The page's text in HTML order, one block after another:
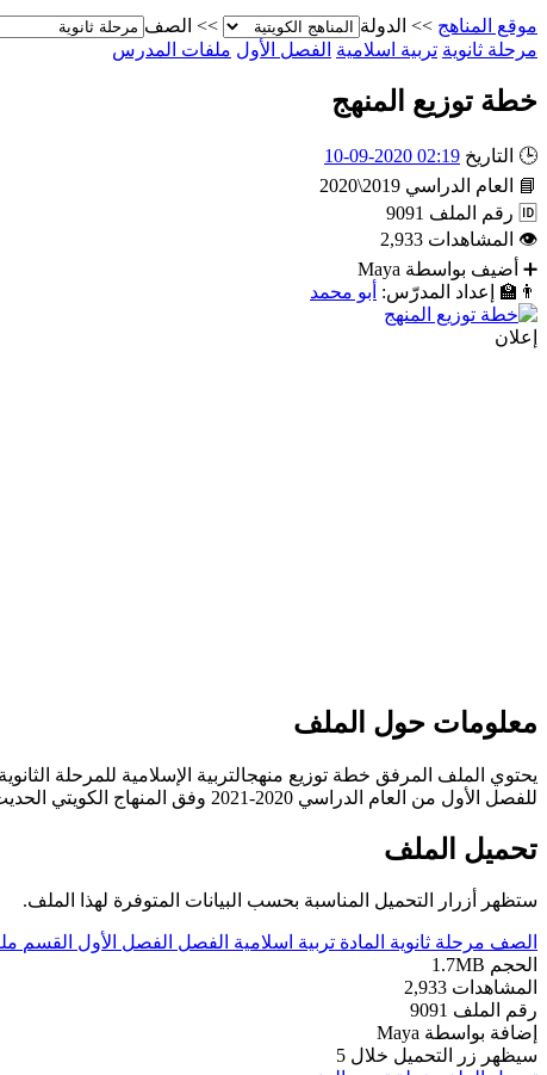
موقع المناهج >> الدولة >> الصف
مرحلة ثانوية تربية اسلامية الفصل الأول ملفات المدرس
خطة توزيع المنهج
🕒 التاريخ 02:19 2020-09-10
📘
العام الدراسي 2019\2020
🆔 رقم الملف 9091
👁 المشاهدات 2,933
➕ أضيف بواسطة Maya
👨‍🏫
إعداد المدرّس: أبو محمد
إعلان
معلومات حول الملف
يحتوي الملف المرفق خطة توزيع منهجالتربية الإسلامية للمرحلة
للفصل الأول من العام الدراسي 2020-2021 وفق المنهاج الكويتي الحديث ----- مع التمنيات لجميع الطلبة بالنجاح والتفوق.
تحميل الملف
ستظهر أزرار التحميل المناسبة بحسب البيانات المتوفرة لهذا الملف.
الصف مرحلة ثانوية المادة تربية اسلامية الفصل الفصل الأول القسم
الحجم 1.7MB
المشاهدات 2,933
رقم الملف 9091
إضافة بواسطة Maya
سيظهر زر التحميل خلال 5